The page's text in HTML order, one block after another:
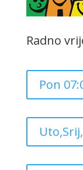
Radno
Pon